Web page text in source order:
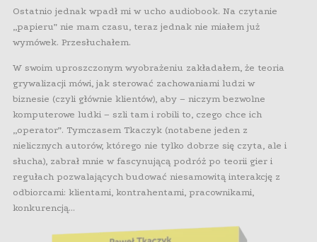
Ostatnio jednak wpadł mi w ucho audiobook. Na czytanie
„papieru” nie mam czasu, teraz jednak nie miałem już
wymówek. Przesłuchałem.
W swoim uproszczonym wyobrażeniu zakładałem, że teoria
grywalizacji mówi, jak sterować zachowaniami ludzi w
biznesie (czyli głównie klientów), aby – niczym bezwolne
komputerowe ludki – szli tam i robili to, czego chce ich
„operator”. Tymczasem Tkaczyk (notabene jeden z
nielicznych autorów, którego nie tylko dobrze się czyta, ale i
słucha), zabrał mnie w fascynującą podróż po teorii gier i
regułach pozwalających budować niesamowitą interakcję z
odbiorcami: klientami, kontrahentami, pracownikami,
konkurencją…